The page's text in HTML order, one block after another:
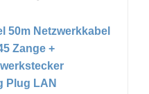
50m Netzwerkkabel
Zange +
Plug LAN